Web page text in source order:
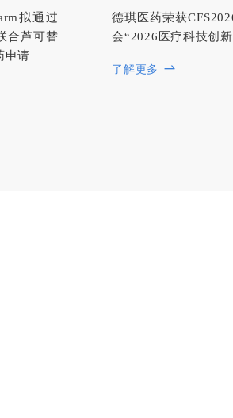
拟通过
合芦可替
申请
德琪医药荣获
会“2026医疗科技创
了解更多